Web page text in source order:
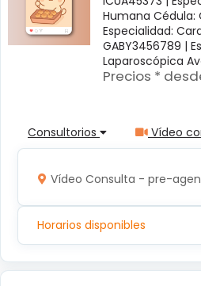
Humana Cédula:
Especialidad:
GABY3456789 |
Laparoscópica
Precios *
Consultorios Vídeo
Vídeo Consulta - pre-
Horarios disponibles